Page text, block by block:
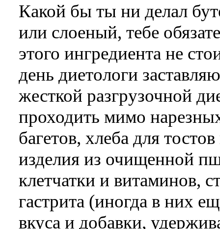
Какой бы ты ни делал
или слоеный, тебе
этого ингредиента не
день диетологи
жесткой разгрузочной
проходить мимо
багетов, хлеба для
изделия из очищенной
клетчатки и витаминов,
гастрита (иногда в них
вкуса и добавки,